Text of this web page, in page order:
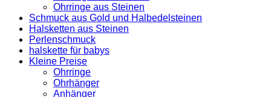
Ohrringe aus Steinen
Schmuck aus Gold und Halbedelsteinen
Halsketten aus Steinen
Perlenschmuck
halskette für babys
Kleine Preise
Ohrringe
Ohrhänger
Anhänger